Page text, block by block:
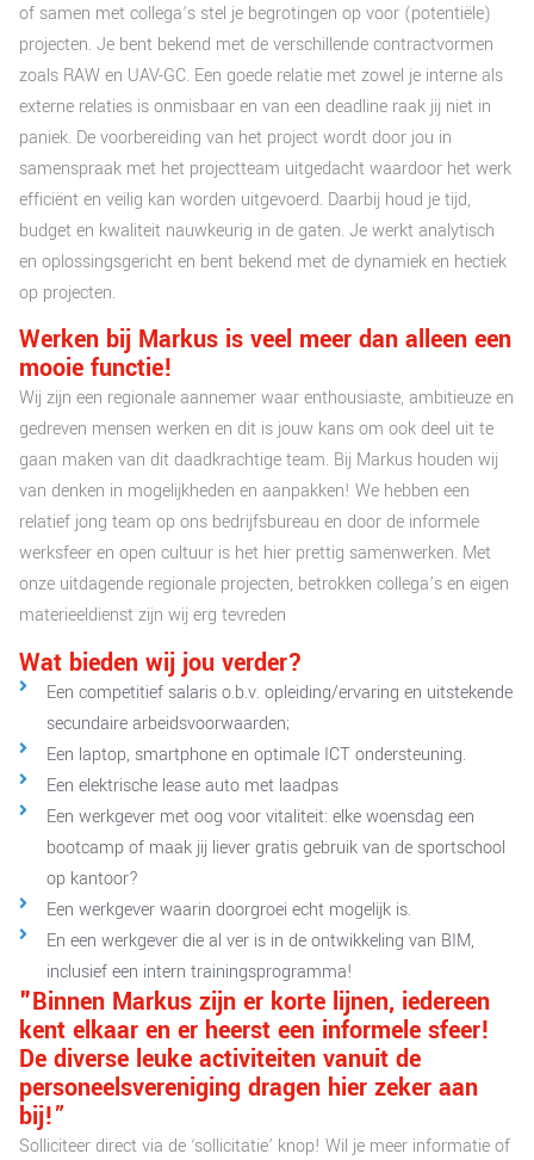
of samen met collega’s stel je begrotingen op voor (potentiële)
projecten. Je bent bekend met de verschillende contractvormen
zoals RAW en UAV-GC. Een goede relatie met zowel je interne als
externe relaties is onmisbaar en van een deadline raak jij niet in
paniek. De voorbereiding van het project wordt door jou in
samenspraak met het projectteam uitgedacht waardoor het werk
efficiënt en veilig kan worden uitgevoerd. Daarbij houd je tijd,
budget en kwaliteit nauwkeurig in de gaten. Je werkt analytisch
en oplossingsgericht en bent bekend met de dynamiek en hectiek
op projecten.
Werken bij Markus is veel meer dan alleen een
mooie functie!
Wij zijn een regionale aannemer waar enthousiaste, ambitieuze en
gedreven mensen werken en dit is jouw kans om ook deel uit te
gaan maken van dit daadkrachtige team. Bij Markus houden wij
van denken in mogelijkheden en aanpakken! We hebben een
relatief jong team op ons bedrijfsbureau en door de informele
werksfeer en open cultuur is het hier prettig samenwerken. Met
onze uitdagende regionale projecten, betrokken collega’s en eigen
materieeldienst zijn wij erg tevreden
Wat bieden wij jou verder?
Een competitief salaris o.b.v. opleiding/ervaring en uitstekende
secundaire arbeidsvoorwaarden;
Een laptop, smartphone en optimale ICT ondersteuning.
Een elektrische lease auto met laadpas
Een werkgever met oog voor vitaliteit: elke woensdag een
bootcamp of maak jij liever gratis gebruik van de sportschool
op kantoor?
Een werkgever waarin doorgroei echt mogelijk is.
En een werkgever die al ver is in de ontwikkeling van BIM,
inclusief een intern trainingsprogramma!
"Binnen Markus zijn er korte lijnen, iedereen
kent elkaar en er heerst een informele sfeer!
De diverse leuke activiteiten vanuit de
personeelsvereniging dragen hier zeker aan
bij!”
Solliciteer direct via de ‘sollicitatie’ knop! Wil je meer informatie of